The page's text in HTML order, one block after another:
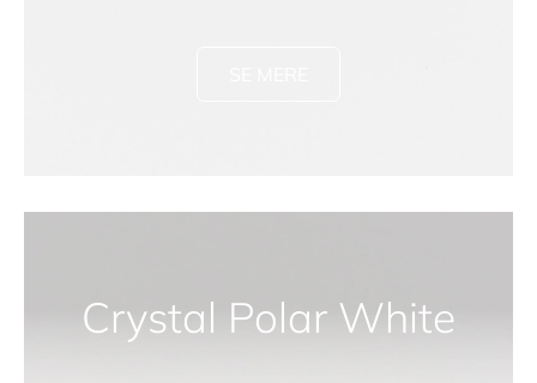
Crystal Polar White